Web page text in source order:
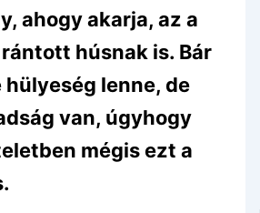
ahogy akarja, az a
húsnak is. Bár
hülyeség lenne, de
van, úgyhogy
mégis ezt a